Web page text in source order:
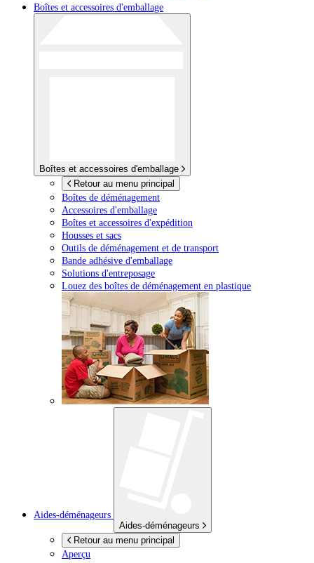
Boîtes et accessoires d'emballage
Boîtes et accessoires d'emballage
Retour au menu principal
Boîtes de déménagement
Accessoires d'emballage
Boîtes et accessoires d'expédition
Housses et sacs
Outils de déménagement et de transport
Bande adhésive d'emballage
Solutions d'entreposage
Louez des boîtes de déménagement en plastique
Aides-déménageurs
Aides-déménageurs
Retour au menu principal
Aperçu